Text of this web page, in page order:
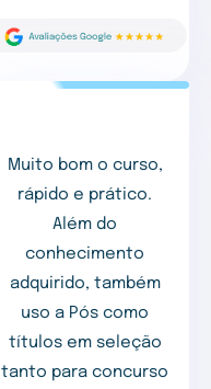
Muito bom o curso,
rápido e prático.
Além do
conhecimento
adquirido, também
uso a Pós como
títulos em seleção
tanto para concurso